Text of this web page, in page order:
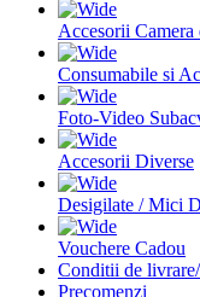
Accesorii Camera
Consumabile si
Foto-Video
Accesorii Diverse
Desigilate / Mici
Vouchere Cadou
Conditii de
Precomenzi